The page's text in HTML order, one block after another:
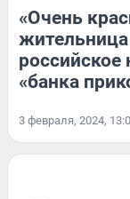
«Очень
«банка
3 февраля, 2024,